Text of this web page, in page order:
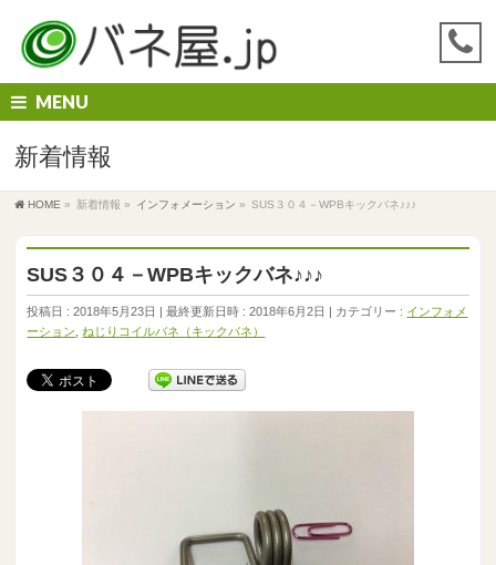
MENU
新着情報
HOME » 新着情報 » インフォメーション » SUS３０４－WPBキックバネ♪♪♪
SUS３０４－WPBキックバネ♪♪♪
投稿日 : 2018年5月23日 最終更新日時 : 2018年6月2日 カテゴリー : インフォメ
ーション ,ねじりコイルバネ（キックバネ）